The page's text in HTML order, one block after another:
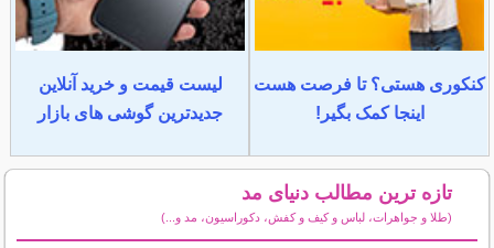
کنکوری هستی؟ تا فرصت هست
اینجا کمک بگیر!
لیست قیمت و خرید آنلاین
جدیدترین گوشی های بازار
تازه ترین مطالب دنیای مد
(طلا و جواهرات، لباس و کیف و کفش، دکوراسیون، مد و...)